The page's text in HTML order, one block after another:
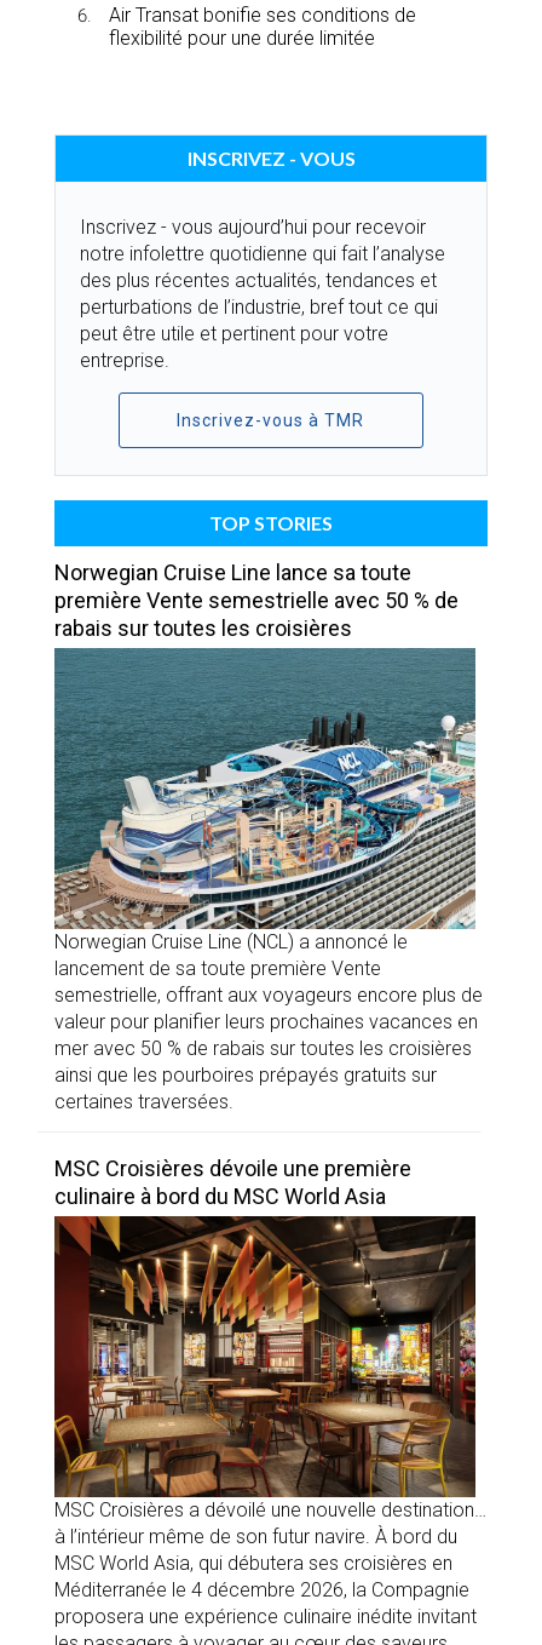
Air Transat bonifie ses conditions de
flexibilité pour une durée limitée
INSCRIVEZ - VOUS
Inscrivez - vous aujourd’hui pour recevoir
notre infolettre quotidienne qui fait l’analyse
des plus récentes actualités, tendances et
perturbations de l’industrie, bref tout ce qui
peut être utile et pertinent pour votre
entreprise.
Inscrivez-vous à TMR
TOP STORIES
Norwegian Cruise Line lance sa toute
première Vente semestrielle avec 50 % de
rabais sur toutes les croisières
Norwegian Cruise Line (NCL) a annoncé le
lancement de sa toute première Vente
semestrielle, offrant aux voyageurs encore plus de
valeur pour planifier leurs prochaines vacances en
mer avec 50 % de rabais sur toutes les croisières
ainsi que les pourboires prépayés gratuits sur
certaines traversées.
MSC Croisières dévoile une première
culinaire à bord du MSC World Asia
MSC Croisières a dévoilé une nouvelle destination…
à l’intérieur même de son futur navire. À bord du
MSC World Asia, qui débutera ses croisières en
Méditerranée le 4 décembre 2026, la Compagnie
proposera une expérience culinaire inédite invitant